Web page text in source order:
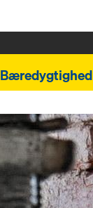
Bæredygtighed